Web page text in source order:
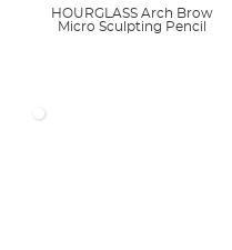
HOURGLASS Arch Brow
Micro Sculpting Pencil